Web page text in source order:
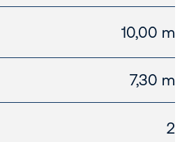
10,00 m
7,30 m
2